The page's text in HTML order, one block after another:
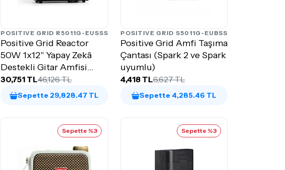
POSITIVE GRID R5011G-EUSSS
Positive Grid Reactor
50W 1x12" Yapay Zekâ
Destekli Gitar Amfisi
(Siyah)
30,751 TL46,126 TL
Sepette 29,828.47 TL
POSITIVE GRID S5011G-EUBSS
Positive Grid Amfi Taşıma
Çantası (Spark 2 ve Spark
uyumlu)
4,418 TL6,627 TL
Sepette 4,285.46 TL
Sepette %3 Sepette %3